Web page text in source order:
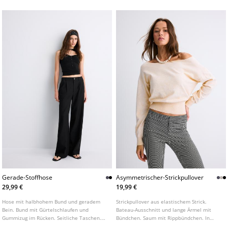
und Knopf.
Gürtelschlaufen.
Gerade-Stoffhose
29,99 €
Hose mit halbhohem Bund und geradem
Bein. Bund mit Gürtelschlaufen und
Gummizug im Rücken. Seitliche Taschen.
Asymmetrischer-Strickpullover
19,99 €
Strickpullover aus elastischem Strick.
Bateau-Ausschnitt und lange Ärmel mit
Bündchen. Saum mit Rippbündchen. In